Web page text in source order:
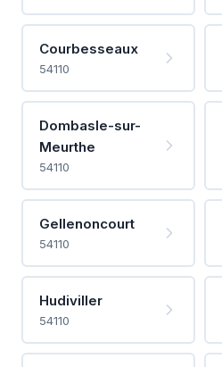
Courbesseaux
54110
Dombasle-sur-
Meurthe
54110
Gellenoncourt
54110
Hudiviller
54110